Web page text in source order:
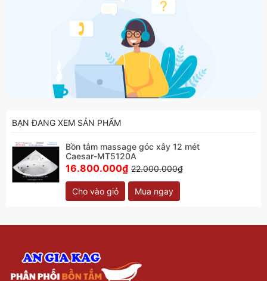
BẠN ĐANG XEM SẢN PHẨM
Bồn tắm massage góc xây 12 mét
Caesar-MT5120A
16.800.000₫ 22.000.000₫
Cho vào giỏ Mua ngay